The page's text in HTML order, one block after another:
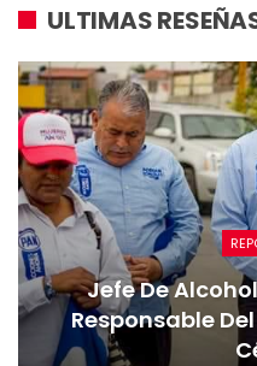
ULTIMAS
Jefe De
Responsable